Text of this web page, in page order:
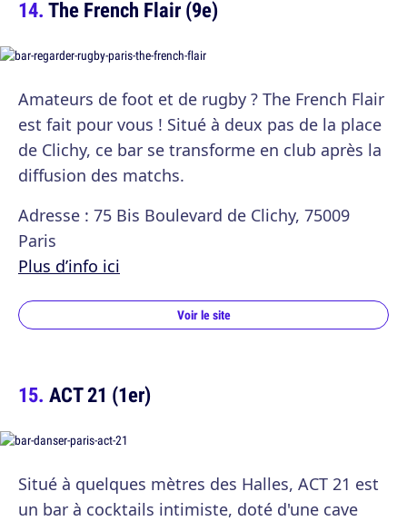
The French Flair (9e)
Amateurs de foot et de rugby ? The French Flair
est fait pour vous ! Situé à deux pas de la place
de Clichy, ce bar se transforme en club après la
diffusion des matchs.
Adresse : 75 Bis Boulevard de Clichy, 75009
Paris
Plus d’info ici
Voir le site
ACT 21 (1er)
Situé à quelques mètres des Halles, ACT 21 est
un bar à cocktails intimiste, doté d'une cave